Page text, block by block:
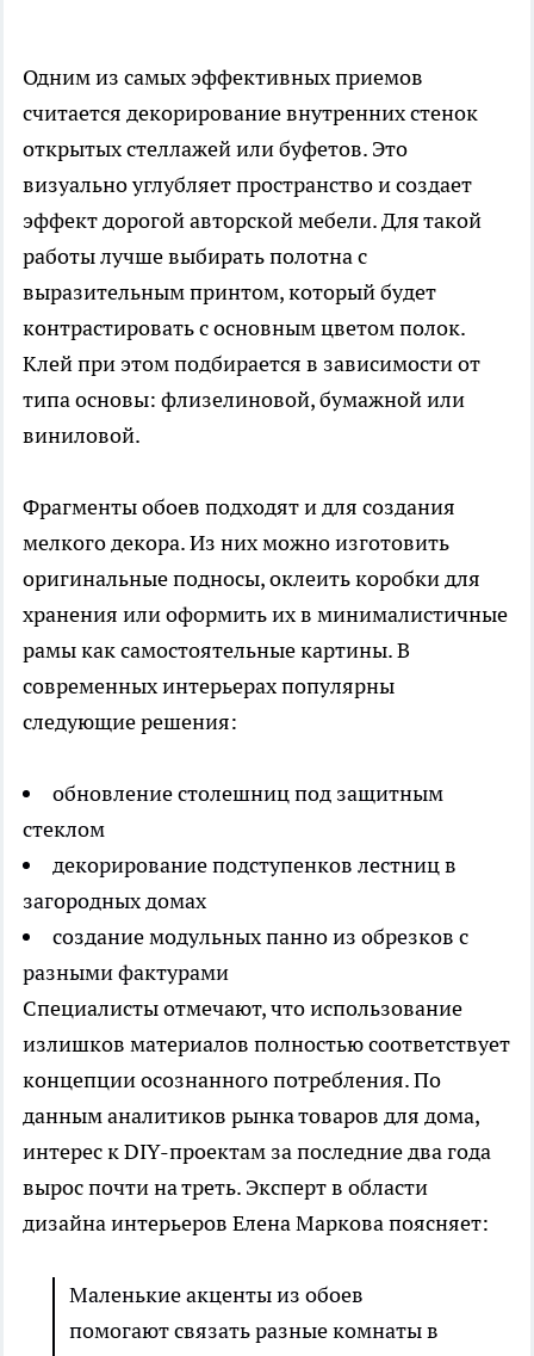
Одним из самых эффективных приемов
считается декорирование внутренних стенок
открытых стеллажей или буфетов. Это
визуально углубляет пространство и создает
эффект дорогой авторской мебели. Для такой
работы лучше выбирать полотна с
выразительным принтом, который будет
контрастировать с основным цветом полок.
Клей при этом подбирается в зависимости от
типа основы: флизелиновой, бумажной или
виниловой.
Фрагменты обоев подходят и для создания
мелкого декора. Из них можно изготовить
оригинальные подносы, оклеить коробки для
хранения или оформить их в минималистичные
рамы как самостоятельные картины. В
современных интерьерах популярны
следующие решения:
обновление столешниц под защитным
стеклом
декорирование подступенков лестниц в
загородных домах
создание модульных панно из обрезков с
разными фактурами
Специалисты отмечают, что использование
излишков материалов полностью соответствует
концепции осознанного потребления. По
данным аналитиков рынка товаров для дома,
интерес к DIY-проектам за последние два года
вырос почти на треть. Эксперт в области
дизайна интерьеров Елена Маркова поясняет:
Маленькие акценты из обоев
помогают связать разные комнаты в